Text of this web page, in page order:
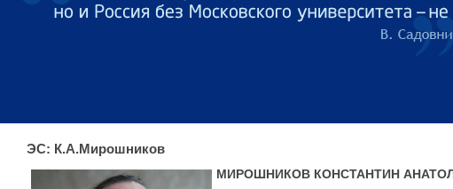
ЭС: К.А.Мирошников
МИРОШНИКОВ КОНСТАНТИН